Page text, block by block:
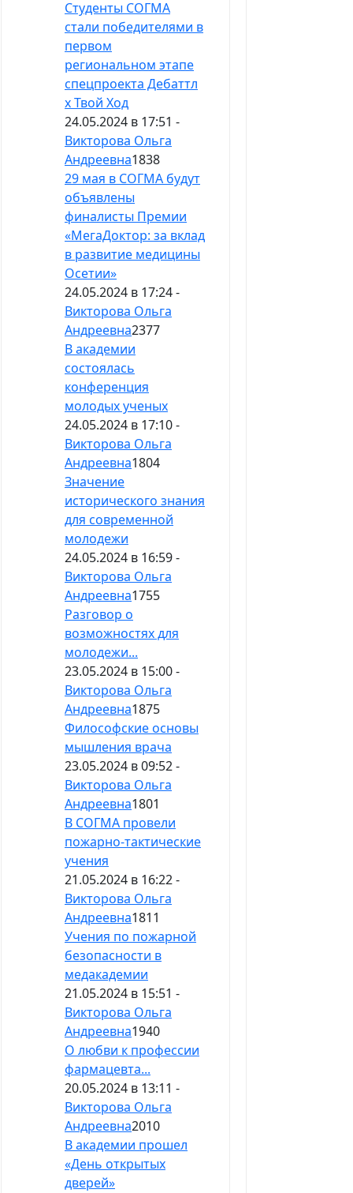
Студенты СОГМА
стали победителями в
первом
региональном этапе
спецпроекта Дебаттл
x Твой Ход
24.05.2024 в 17:51 -
Викторова Ольга
Андреевна1838
29 мая в СОГМА будут
объявлены
финалисты Премии
«МегаДоктор: за вклад
в развитие медицины
Осетии»
24.05.2024 в 17:24 -
Викторова Ольга
Андреевна2377
В академии
состоялась
конференция
молодых ученых
24.05.2024 в 17:10 -
Викторова Ольга
Андреевна1804
Значение
исторического знания
для современной
молодежи
24.05.2024 в 16:59 -
Викторова Ольга
Андреевна1755
Разговор о
возможностях для
молодежи...
23.05.2024 в 15:00 -
Викторова Ольга
Андреевна1875
Философские основы
мышления врача
23.05.2024 в 09:52 -
Викторова Ольга
Андреевна1801
В СОГМА провели
пожарно-тактические
учения
21.05.2024 в 16:22 -
Викторова Ольга
Андреевна1811
Учения по пожарной
безопасности в
медакадемии
21.05.2024 в 15:51 -
Викторова Ольга
Андреевна1940
О любви к профессии
фармацевта...
20.05.2024 в 13:11 -
Викторова Ольга
Андреевна2010
В академии прошел
«День открытых
дверей»